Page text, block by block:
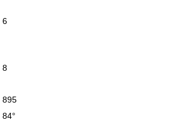
6
8
895
84°